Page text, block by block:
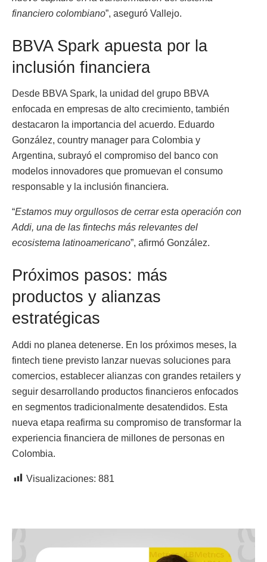
financiero colombiano”, aseguró Vallejo.
BBVA Spark apuesta por la
inclusión financiera
Desde BBVA Spark, la unidad del grupo BBVA
enfocada en empresas de alto crecimiento, también
destacaron la importancia del acuerdo. Eduardo
González, country manager para Colombia y
Argentina, subrayó el compromiso del banco con
modelos innovadores que promuevan el consumo
responsable y la inclusión financiera.
“Estamos muy orgullosos de cerrar esta operación con
Addi, una de las fintechs más relevantes del
ecosistema latinoamericano”, afirmó González.
Próximos pasos: más
productos y alianzas
estratégicas
Addi no planea detenerse. En los próximos meses, la
fintech tiene previsto lanzar nuevas soluciones para
comercios, establecer alianzas con grandes retailers y
seguir desarrollando productos financieros enfocados
en segmentos tradicionalmente desatendidos. Esta
nueva etapa reafirma su compromiso de transformar la
experiencia financiera de millones de personas en
Colombia.
Visualizaciones: 881